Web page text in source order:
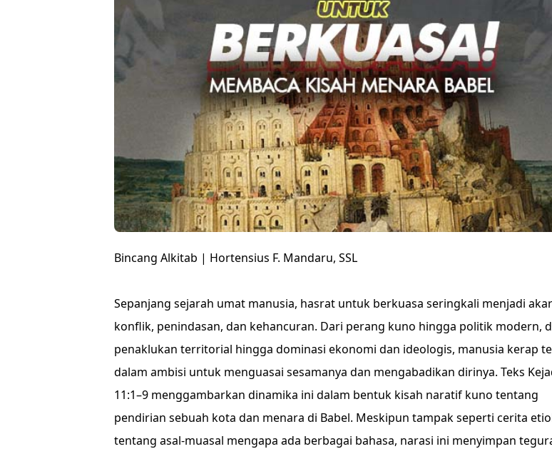
Bincang Alkitab | Hortensius F. Mandaru, SSL
Sepanjang sejarah umat manusia, hasrat untuk berkuasa seringkali menjadi
konflik, penindasan, dan kehancuran. Dari perang kuno hingga politik modern,
penaklukan territorial hingga dominasi ekonomi dan ideologis, manusia kerap
dalam ambisi untuk menguasai sesamanya dan mengabadikan dirinya. Teks
11:1–9 menggambarkan dinamika ini dalam bentuk kisah naratif kuno tentang
pendirian sebuah kota dan menara di Babel. Meskipun tampak seperti cerita
tentang asal-muasal mengapa ada berbagai bahasa, narasi ini menyimpan